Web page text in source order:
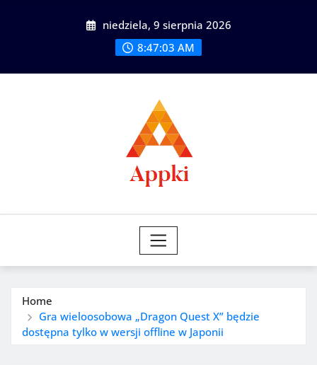
niedziela, 9 sierpnia 2026
8:47:05 AM
Home
Gra wieloosobowa „Dragon Quest X” będzie
dostępna tylko w wersji offline w Japonii